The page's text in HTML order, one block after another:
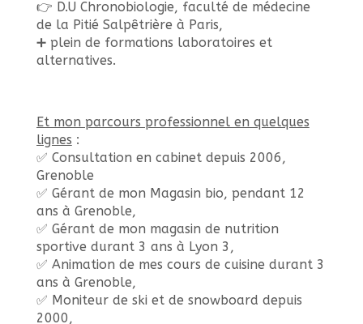
👉 D.U Chronobiologie, faculté de médecine
de la Pitié Salpêtrière à Paris,
➕ plein de formations laboratoires et
alternatives.
Et mon parcours professionnel en quelques
lignes :
✅ Consultation en cabinet depuis 2006,
Grenoble
✅ Gérant de mon Magasin bio, pendant 12
ans à Grenoble,
✅ Gérant de mon magasin de nutrition
sportive durant 3 ans à Lyon 3,
✅ Animation de mes cours de cuisine durant 3
ans à Grenoble,
✅ Moniteur de ski et de snowboard depuis
2000,